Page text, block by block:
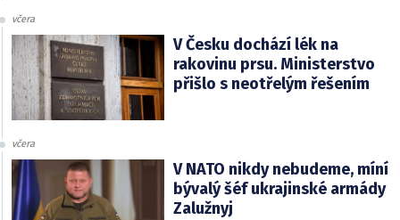
včera
V Česku dochází lék na
rakovinu prsu. Ministerstvo
přišlo s neotřelým řešením
včera
V NATO nikdy nebudeme, míní
bývalý šéf ukrajinské armády
Zalužnyj